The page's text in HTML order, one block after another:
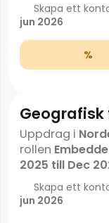
Skapa ett
jun 2026
%
Uppdrag i
rollen
2025 till Dec
Skapa ett
jun 2026